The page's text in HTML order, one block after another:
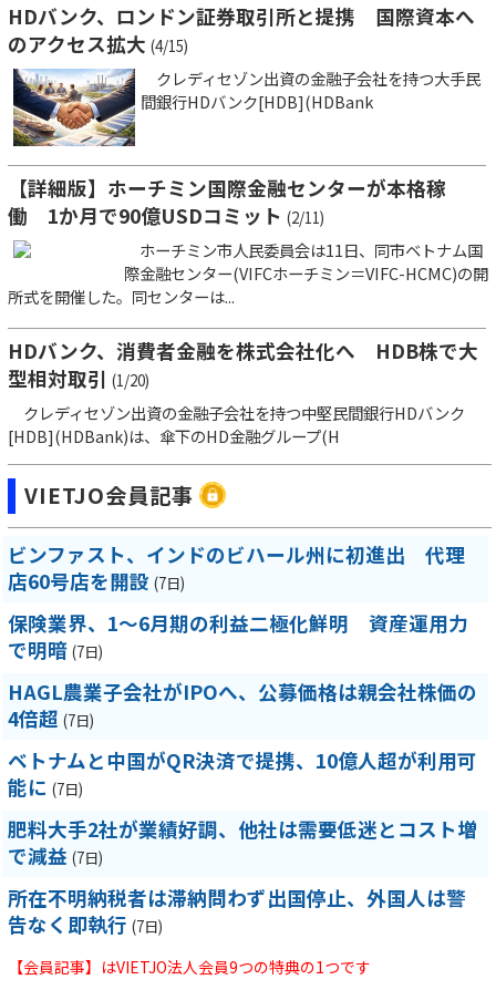
HDバンク、ロンドン証券取引所と提携 国際資本へ
のアクセス拡大 (4/15)
クレディセゾン出資の金融子会社を持つ大手民
間銀行HDバンク[HDB](HDBank
【詳細版】ホーチミン国際金融センターが本格稼
働 1か月で90億USDコミット (2/11)
ホーチミン市人民委員会は11日、同市ベトナム国
際金融センター(VIFCホーチミン＝VIFC-HCMC)の開
所式を開催した。同センターは...
HDバンク、消費者金融を株式会社化へ HDB株で大
型相対取引 (1/20)
クレディセゾン出資の金融子会社を持つ中堅民間銀行HDバンク
[HDB](HDBank)は、傘下のHD金融グループ(H
VIETJO会員記事
ビンファスト、インドのビハール州に初進出 代理
店60号店を開設 (7日)
保険業界、1～6月期の利益二極化鮮明 資産運用力
で明暗 (7日)
HAGL農業子会社がIPOへ、公募価格は親会社株価の
4倍超 (7日)
ベトナムと中国がQR決済で提携、10億人超が利用可
能に (7日)
肥料大手2社が業績好調、他社は需要低迷とコスト増
で減益 (7日)
所在不明納税者は滞納問わず出国停止、外国人は警
告なく即執行 (7日)
【会員記事】はVIETJO法人会員9つの特典の1つです